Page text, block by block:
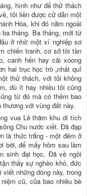
hình như để thử thách
tôi liền được cử dẫn một
Hóa, khi đó nằm ngoài
tháng. Ba tháng, mới từ
ở nhờ một xí nghiệp sơ
chiến tranh, cơ sở tồi tàn
canh hến hay cải xoong
hai trục học trò „nhất quỉ
thử thách, với tôi không
dù ít hay nhiều tôi cũng
từ đó mà có thêm bao
với vùng đất này.
vua Lê thăm khu di tích
Chu nước xiết. Đã đạp
là thức trắng - một đêm ở
bời, để mấy hôm sau làm
sinh đại học. Đã về ngồi
thấy sự nghèo khó, đức
những dòng này, trong
cũ, của bao nhiêu bè